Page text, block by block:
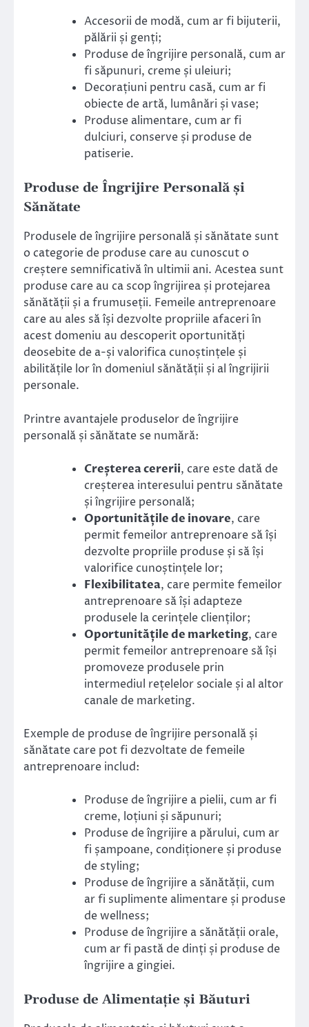
Accesorii de modă, cum ar fi bijuterii,
pălării și genți;
Produse de îngrijire personală, cum ar
fi săpunuri, creme și uleiuri;
Decorațiuni pentru casă, cum ar fi
obiecte de artă, lumânări și vase;
Produse alimentare, cum ar fi
dulciuri, conserve și produse de
patiserie.
Produse de Îngrijire Personală și
Sănătate
Produsele de îngrijire personală și sănătate sunt
o categorie de produse care au cunoscut o
creștere semnificativă în ultimii ani. Acestea sunt
produse care au ca scop îngrijirea și protejarea
sănătății și a frumuseții. Femeile antreprenoare
care au ales să își dezvolte propriile afaceri în
acest domeniu au descoperit oportunități
deosebite de a-și valorifica cunoștințele și
abilitățile lor în domeniul sănătății și al îngrijirii
personale.
Printre avantajele produselor de îngrijire
personală și sănătate se numără:
Creșterea cererii, care este dată de
creșterea interesului pentru sănătate
și îngrijire personală;
Oportunitățile de inovare, care
permit femeilor antreprenoare să își
dezvolte propriile produse și să își
valorifice cunoștințele lor;
Flexibilitatea, care permite femeilor
antreprenoare să își adapteze
produsele la cerințele clienților;
Oportunitățile de marketing, care
permit femeilor antreprenoare să își
promoveze produsele prin
intermediul rețelelor sociale și al altor
canale de marketing.
Exemple de produse de îngrijire personală și
sănătate care pot fi dezvoltate de femeile
antreprenoare includ:
Produse de îngrijire a pielii, cum ar fi
creme, loțiuni și săpunuri;
Produse de îngrijire a părului, cum ar
fi șampoane, condiționere și produse
de styling;
Produse de îngrijire a sănătății, cum
ar fi suplimente alimentare și produse
de wellness;
Produse de îngrijire a sănătății orale,
cum ar fi pastă de dinți și produse de
îngrijire a gingiei.
Produse de Alimentație și Băuturi